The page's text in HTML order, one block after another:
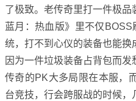
了极致。老传奇里打一件极
蓝月：热血版》里不仅BOSS
统，打不到心仪的装备也能换
因为一件垃圾装备占背包而
传奇的PK大多局限在本服，
台竞技，行会跨服战的时候